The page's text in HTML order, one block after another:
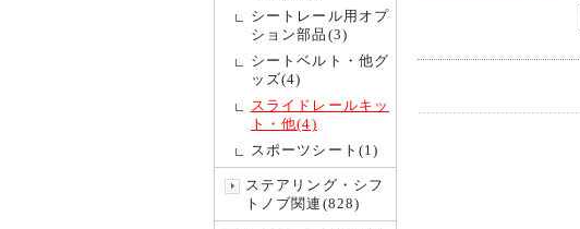
シートレール用オプ
ション部品(3)
シートベルト・他グ
ッズ(4)
スライドレールキッ
ト・他(4)
スポーツシート(1)
ステアリング・シフ
トノブ関連(828)